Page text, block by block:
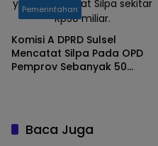
yang mencatat Silpa sekitar
Rp50 miliar.
Pemerintahan
Komisi A DPRD Sulsel
Mencatat Silpa Pada OPD
Pemprov Sebanyak 50
Baca Juga